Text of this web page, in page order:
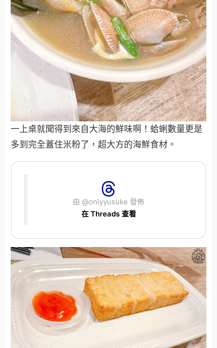
一上桌就聞得到來自大海的鮮味啊！蛤蜊數量更是
多到完全蓋住米粉了，超大方的海鮮食材。
由 @onlyyusuke 發佈
在 Threads 查看